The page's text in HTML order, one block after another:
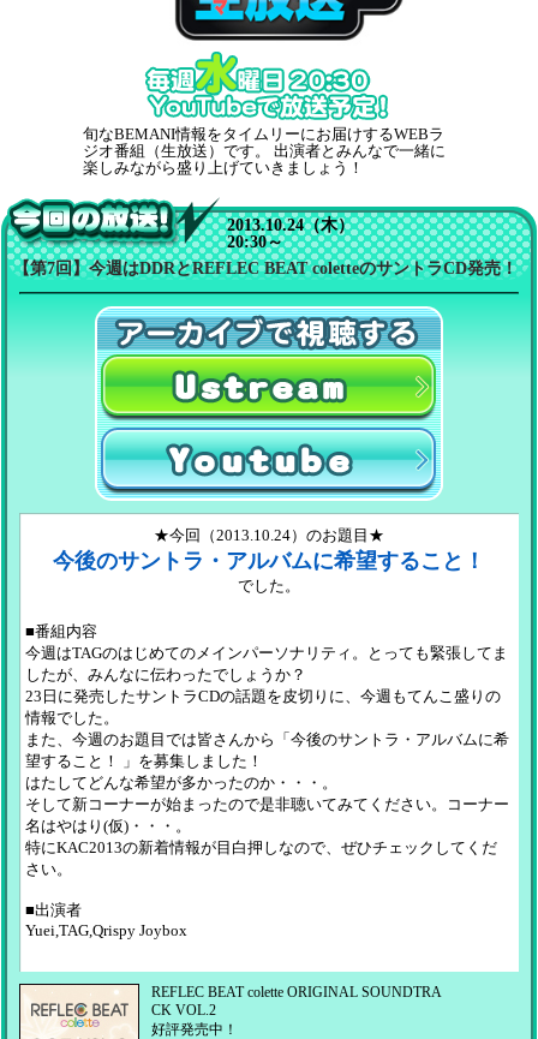
BEMANI 生放送（仮）
旬なBEMANI情報をタイムリーにお届けするWEBラ
ジオ番組（生放送）です。 出演者とみんなで一緒に
楽しみながら盛り上げていきましょう！
今回の放送！
2013.10.24（木）
20:30～
【第7回】今週はDDRとREFLEC BEAT coletteのサントラCD発売！
Ustreamで聴く
YouTubeで聴く
★今回（2013.10.24）のお題目★
今後のサントラ・アルバムに希望すること！
でした。
■番組内容
今週はTAGのはじめてのメインパーソナリティ。とっても緊張してま
したが、みんなに伝わったでしょうか？
23日に発売したサントラCDの話題を皮切りに、今週もてんこ盛りの
情報でした。
また、今週のお題目では皆さんから「今後のサントラ・アルバムに希
望すること！ 」を募集しました！
はたしてどんな希望が多かったのか・・・。
そして新コーナーが始まったので是非聴いてみてください。コーナー
名はやはり(仮)・・・。
特にKAC2013の新着情報が目白押しなので、ぜひチェックしてくだ
さい。
■出演者
Yuei,TAG,Qrispy Joybox
REFLEC BEAT colette ORIGINAL SOUNDTRA
CK VOL.2
好評発売中！